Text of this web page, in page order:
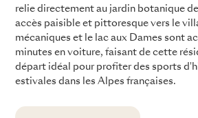
relie directement au jardin botanique
accès paisible et pittoresque vers le
mécaniques et le lac aux Dames sont
minutes en voiture, faisant de cette
départ idéal pour profiter des sports
estivales dans les Alpes françaises.